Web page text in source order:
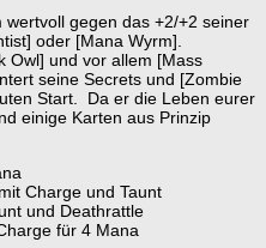
wertvoll gegen das +2/+2 seiner
oder [Mana Wyrm].
Owl] und vor allem [Mass
seine Secrets und [Zombie
Start. Da er die Leben eurer
einige Karten aus Prinzip
Charge und Taunt
und Deathrattle
für 4 Mana